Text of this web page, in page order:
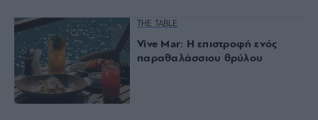
THE TABLE
Vive Mar: Η επιστροφή ενός
παραθαλάσσιου θρύλου